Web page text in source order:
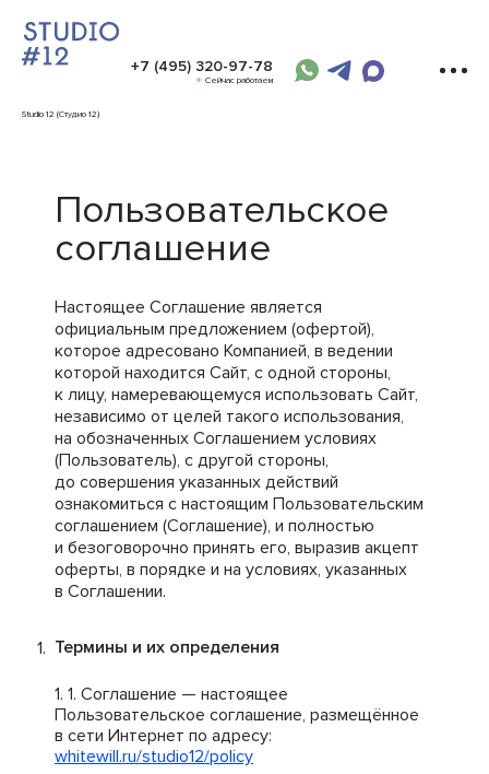
Studio 12 (Студио 12)
+7 (495) 320-97-78
Сейчас работаем
Пользовательское
соглашение
Настоящее Соглашение является
официальным предложением (офертой),
которое адресовано Компанией, в ведении
которой находится Сайт, с одной стороны,
к лицу, намеревающемуся использовать Сайт,
независимо от целей такого использования,
на обозначенных Соглашением условиях
(Пользователь), с другой стороны,
до совершения указанных действий
ознакомиться с настоящим Пользовательским
соглашением (Соглашение), и полностью
и безоговорочно принять его, выразив акцепт
оферты, в порядке и на условиях, указанных
в Соглашении.
Термины и их определения
Соглашение — настоящее
Пользовательское соглашение, размещённое
в сети Интернет по адресу:
whitewill.ru/studio12/policy